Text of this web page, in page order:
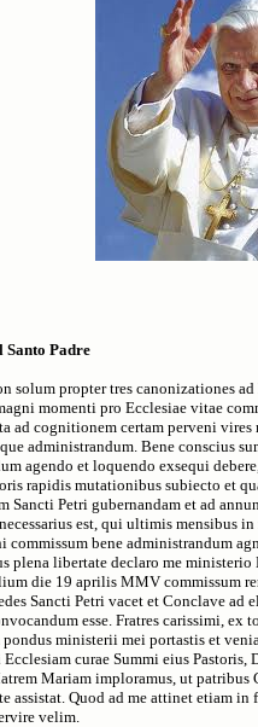
Padre
solum propter tres canonizationes
momenti pro Ecclesiae vitae
ad cognitionem certam perveni vires
administrandum. Bene conscius
agendo et loquendo exsequi
rapidis mutationibus subiecto et
Sancti Petri gubernandam et ad
est, qui ultimis mensibus
bene administrandum
plena libertate declaro me
die 19 aprilis MMV commissum
Sancti Petri vacet et Conclave
esse. Fratres carissimi, ex
pondus ministerii mei portastis et
Ecclesiam curae Summi eius
Mariam imploramus, ut
assistat. Quod ad me attinet etiam
velim.